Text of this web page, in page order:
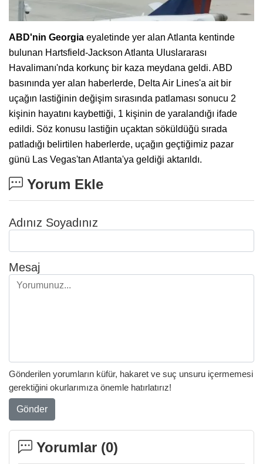
ABD'nin Georgia eyaletinde yer alan Atlanta kentinde
bulunan Hartsfield-Jackson Atlanta Uluslararası
Havalimanı'nda korkunç bir kaza meydana geldi. ABD
basınında yer alan haberlerde, Delta Air Lines'a ait bir
uçağın lastiğinin değişim sırasında patlaması sonucu 2
kişinin hayatını kaybettiği, 1 kişinin de yaralandığı ifade
edildi. Söz konusu lastiğin uçaktan söküldüğü sırada
patladığı belirtilen haberlerde, uçağın geçtiğimiz pazar
günü Las Vegas'tan Atlanta'ya geldiği aktarıldı.
Yorum Ekle
Adınız Soyadınız
Mesaj
Gönderilen yorumların küfür, hakaret ve suç unsuru içermemesi
gerektiğini okurlarımıza önemle hatırlatırız!
Gönder
Yorumlar (0)